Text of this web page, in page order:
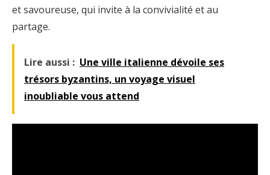
et savoureuse, qui invite à la convivialité et au
partage.
Lire aussi : Une ville italienne dévoile ses
trésors byzantins, un voyage visuel
inoubliable vous attend